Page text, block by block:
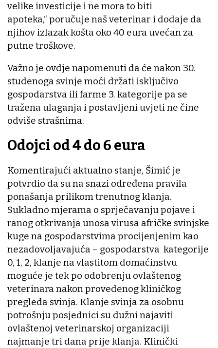
velike investicije i ne mora to biti
apoteka,“ poručuje naš veterinar i dodaje da
njihov izlazak košta oko 40 eura uvećan za
putne troškove.
Važno je ovdje napomenuti da će nakon 30.
studenoga svinje moći držati isključivo
gospodarstva ili farme 3. kategorije pa se
tražena ulaganja i postavljeni uvjeti ne čine
odviše strašnima.
Odojci od 4 do 6 eura
Komentirajući aktualno stanje, Šimić je
potvrdio da su na snazi određena pravila
ponašanja prilikom trenutnog klanja.
Sukladno mjerama o sprječavanju pojave i
ranog otkrivanja unosa virusa afričke svinjske
kuge na gospodarstvima procijenjenim kao
nezadovoljavajuća – gospodarstva kategorije
0, 1, 2, klanje na vlastitom domaćinstvu
moguće je tek po odobrenju ovlaštenog
veterinara nakon provedenog kliničkog
pregleda svinja. Klanje svinja za osobnu
potrošnju posjednici su dužni najaviti
ovlaštenoj veterinarskoj organizaciji
najmanje tri dana prije klanja. Klinički